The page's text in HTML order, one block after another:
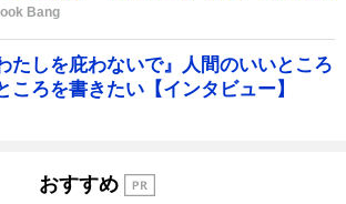
Bang
たしを庇わないで』人間のいいところ
ころを書きたい【インタビュー】
おすすめ